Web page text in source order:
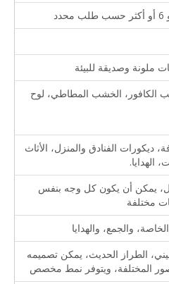
الخشب المطاطي، لوح
ديكورات الفنادق والمنزل، الأثاث
الهدايا.
يمكن أن يكون كل وجه بنفس
مختلفة
والجمع، والهدايا
الطراز الحديث، يمكن تصميمه
المختلفة، ويتوفر نمط مخصص